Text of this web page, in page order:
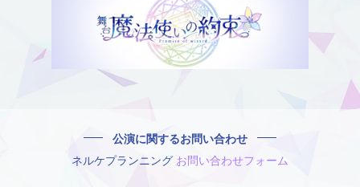
公演に関するお問い合わせ
ネルケプランニング お問い合わせフォーム